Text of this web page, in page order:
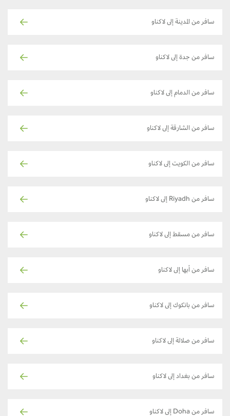
سافر من المدينة إلى لاكناو
سافر من جدة إلى لاكناو
سافر من الدمام إلى لاكناو
سافر من الشارقة إلى لاكناو
سافر من الكويت إلى لاكناو
سافر من Riyadh إلى لاكناو
سافر من مسقط إلى لاكناو
سافر من أبها إلى لاكناو
سافر من بانكوك إلى لاكناو
سافر من صلالة إلى لاكناو
سافر من بغداد إلى لاكناو
سافر من Doha إلى لاكناو